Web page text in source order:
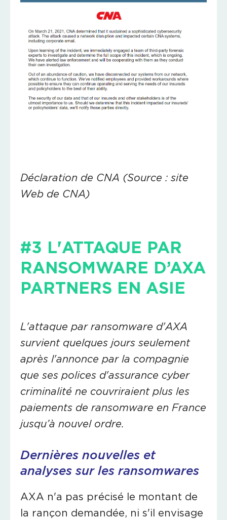
Déclaration de CNA (Source : site
Web de CNA)
#3 L'ATTAQUE PAR
RANSOMWARE D’AXA
PARTNERS EN ASIE
L'attaque par ransomware d'AXA
survient quelques jours seulement
après l'annonce par la compagnie
que ses polices d'assurance cyber
criminalité ne couvriraient plus les
paiements de ransomware en France
jusqu’à nouvel ordre.
Dernières nouvelles et
analyses sur les ransomwares
AXA n'a pas précisé le montant de
la rançon demandée, ni s'il envisage